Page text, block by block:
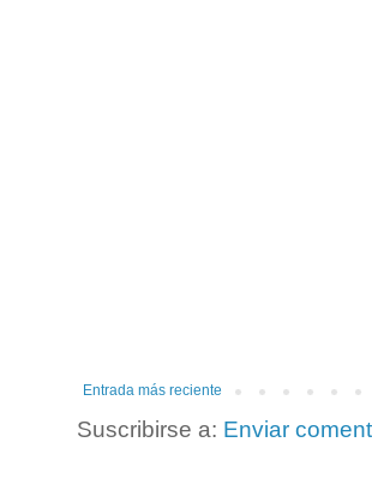
Entrada más reciente
Suscribirse a: Enviar